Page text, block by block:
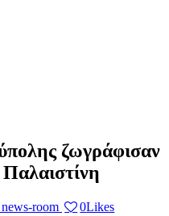
ζωγράφισαν
Παλαιστίνη
room 0Likes